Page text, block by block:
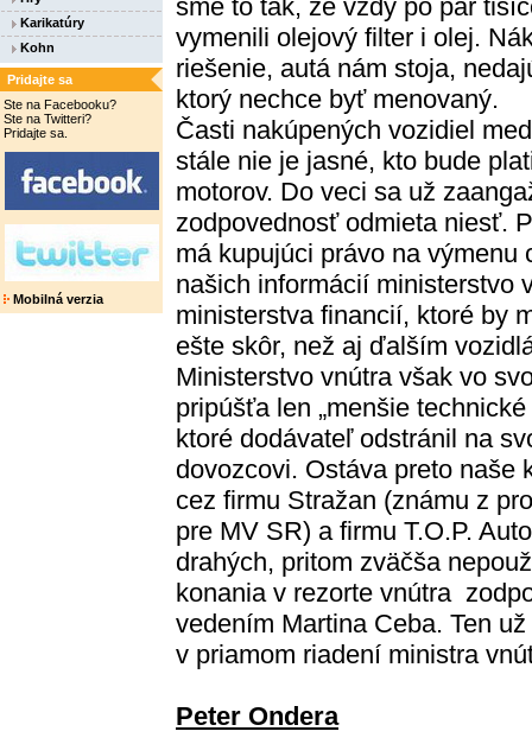
Karikatúry
Kohn
Pridajte sa
Ste na Facebooku?
Ste na Twitteri?
Pridajte sa.
Mobilná verzia
sme to tak, že vždy po pár
vymenili olejový filter i olej.
riešenie, autá nám stoja,
ktorý nechce byť menovaný.
Časti nakúpených vozidiel
stále nie je jasné, kto bude
motorov. Do veci sa už
zodpovednosť odmieta niesť.
má kupujúci právo na
našich informácií ministerstvo
ministerstva financií, ktoré by
ešte skôr, než aj ďalším
Ministerstvo vnútra však vo
pripúšťa len „menšie
ktoré dodávateľ odstránil na
dovozcovi. Ostáva preto naše
cez firmu Stražan (známu z
pre MV SR) a firmu T.O.P.
drahých, pritom zväčša
konania v rezorte vnútra
vedením Martina Ceba. Ten
v priamom riadení ministra
Peter Ondera